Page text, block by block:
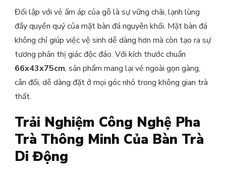
Đối lập với vẻ ấm áp của gỗ là sự vững chãi, lạnh lùng
đầy quyền quý của mặt bàn đá nguyên khối. Mặt bàn đá
không chỉ giúp việc vệ sinh dễ dàng hơn mà còn tạo ra sự
tương phản thị giác độc đáo. Với kích thước chuẩn
66x43x75cm, sản phẩm mang lại vẻ ngoài gọn gàng,
cân đối, dễ dàng đặt ở mọi góc nhỏ trong không gian trà
thất.
Trải Nghiệm Công Nghệ Pha
Trà Thông Minh Của Bàn Trà
Di Động